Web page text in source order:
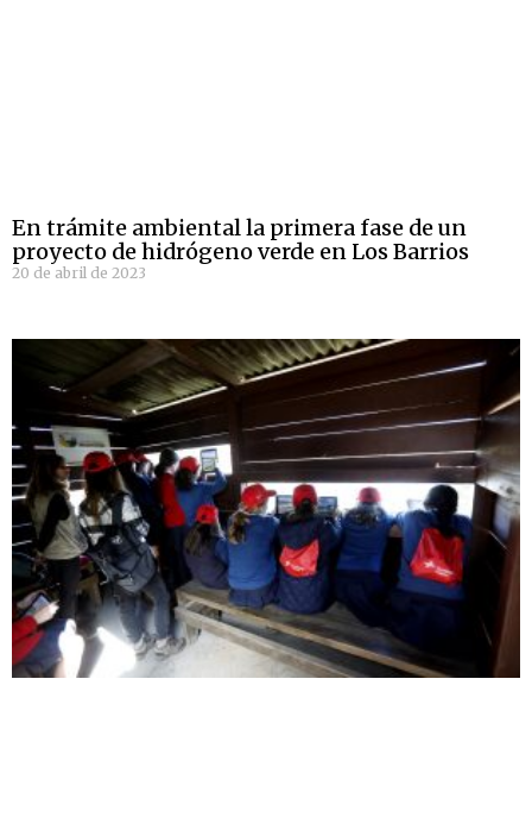
En trámite ambiental la primera fase de un
proyecto de hidrógeno verde en Los Barrios
20 de abril de 2023